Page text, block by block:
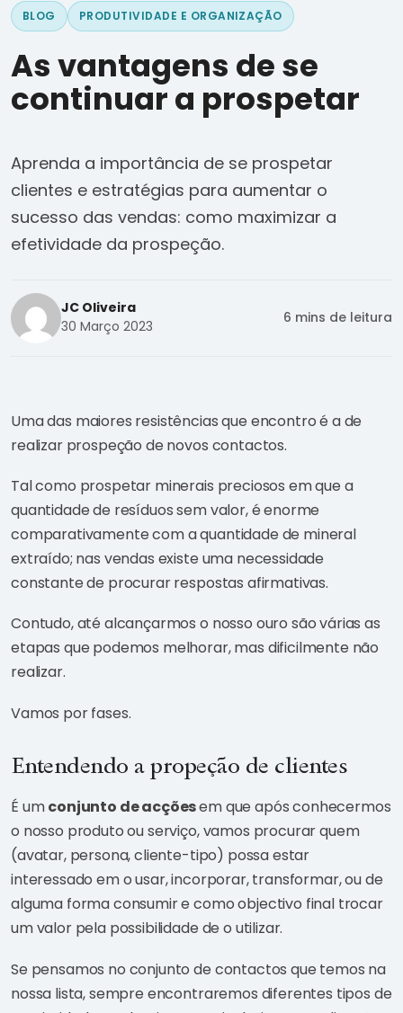
BLOG PRODUTIVIDADE E ORGANIZAÇÃO
As vantagens de se
continuar a prospetar
Aprenda a importância de se prospetar
clientes e estratégias para aumentar o
sucesso das vendas: como maximizar a
efetividade da prospeção.
JC Oliveira
30 Março 2023
6 mins de leitura
Uma das maiores resistências que encontro é a de
realizar prospeção de novos contactos.
Tal como prospetar minerais preciosos em que a
quantidade de resíduos sem valor, é enorme
comparativamente com a quantidade de mineral
extraído; nas vendas existe uma necessidade
constante de procurar respostas afirmativas.
Contudo, até alcançarmos o nosso ouro são várias as
etapas que podemos melhorar, mas dificilmente não
realizar.
Vamos por fases.
Entendendo a propeção de clientes
É umconjunto de acçõesem que após conhecermos
o nosso produto ou serviço, vamos procurar quem
(avatar, persona, cliente-tipo) possa estar
interessado em o usar, incorporar, transformar, ou de
alguma forma consumir e como objectivo final trocar
um valor pela possibilidade de o utilizar.
Se pensamos no conjunto de contactos que temos na
nossa lista, sempre encontraremos diferentes tipos de